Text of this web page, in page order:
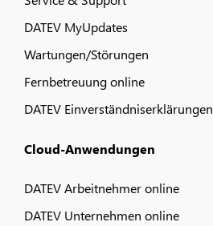
DATEV MyUpdates
Wartungen/Störungen
Fernbetreuung online
DATEV Einverständniserklärungen
Cloud-Anwendungen
DATEV Arbeitnehmer online
DATEV Unternehmen online